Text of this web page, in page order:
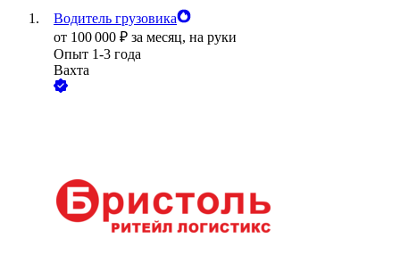
Водитель грузовика
от 100 000 ₽ за месяц, на руки
Опыт 1-3 года
Вахта